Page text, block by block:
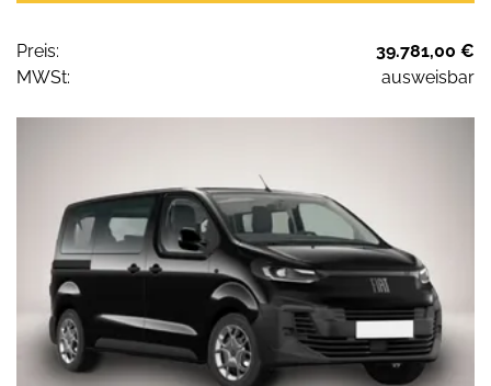
Preis:
39.781,00 €
MWSt:
ausweisbar